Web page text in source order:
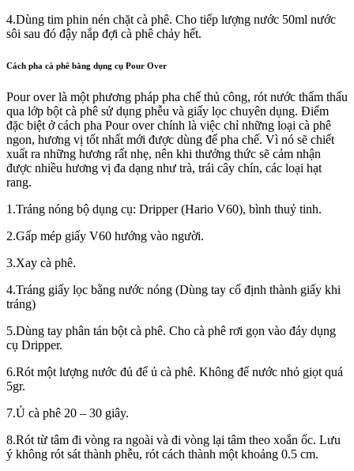
4.Dùng tim phin nén chặt cà phê. Cho tiếp lượng nước 50ml nước
sôi sau đó đậy nắp đợi cà phê chảy hết.
Cách pha cà phê bằng dụng cụ Pour Over
Pour over là một phương pháp pha chế thủ công, rót nước thẩm thấu
qua lớp bột cà phê sử dụng phễu và giấy lọc chuyên dụng. Điểm
đặc biệt ở cách pha Pour over chính là việc chỉ những loại cà phê
ngon, hương vị tốt nhất mới được dùng để pha chế. Vì nó sẽ chiết
xuất ra những hương rất nhẹ, nên khi thưởng thức sẽ cảm nhận
được nhiều hương vị đa dạng như trà, trái cây chín, các loại hạt
rang.
1.Tráng nóng bộ dụng cụ: Dripper (Hario V60), bình thuỷ tinh.
2.Gấp mép giấy V60 hướng vào người.
3.Xay cà phê.
4.Tráng giấy lọc bằng nước nóng (Dùng tay cố định thành giấy khi
tráng)
5.Dùng tay phân tán bột cà phê. Cho cà phê rơi gọn vào đáy dụng
cụ Dripper.
6.Rót một lượng nước đủ để ủ cà phê. Không để nước nhỏ giọt quá
5gr.
7.Ủ cà phê 20 – 30 giây.
8.Rót từ tâm đi vòng ra ngoài và đi vòng lại tâm theo xoắn ốc. Lưu
ý không rót sát thành phễu, rót cách thành một khoảng 0.5 cm.